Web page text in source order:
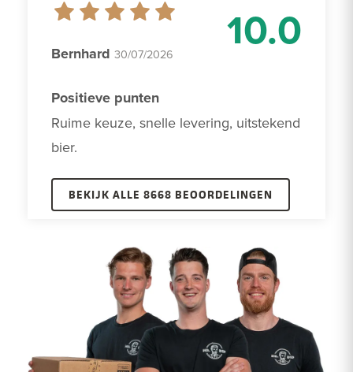
10.0
Bernhard 30/07/2026
Positieve punten
Ruime keuze, snelle levering, uitstekend
bier.
BEKIJK ALLE 8668 BEOORDELINGEN